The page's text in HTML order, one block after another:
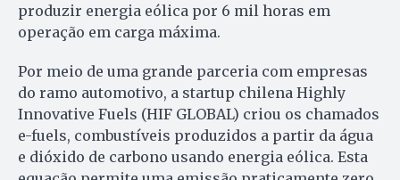
produzir energia eólica por 6 mil horas em
operação em carga máxima.
Por meio de uma grande parceria com empresas
do ramo automotivo, a startup chilena Highly
Innovative Fuels (HIF GLOBAL) criou os chamados
e-fuels, combustíveis produzidos a partir da água
e dióxido de carbono usando energia eólica. Esta